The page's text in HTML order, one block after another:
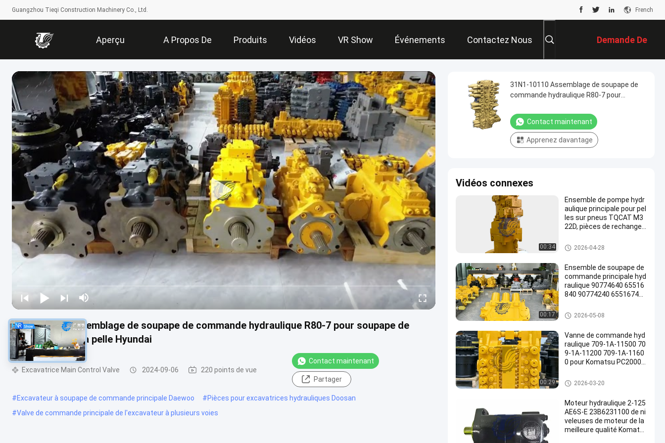
Guangzhou Tieqi Construction Machinery Co., Ltd. French
Aperçu A Propos De
Nous
Produits Vidéos VR Show Événements Contactez Nous Demande De
Soumission
31N1-10110 Assemblage de soupape de commande hydraulique R80-7 pour soupape de
distribution de la pelle Hyundai
Excavatrice Main Control Valve 2024-09-06 220 points de vue
Contact maintenant
Partager
#Excavateur à soupape de commande principale Daewoo #Pièces pour excavatrices hydrauliques Doosan
#Valve de commande principale de l'excavateur à plusieurs voies
31N1-10110 Assemblage de soupape de
commande hydraulique R80-7 pour
Contact maintenant
Apprenez davantage
Vidéos connexes
00:34
Ensemble de pompe hydr
aulique principale pour pel
les sur pneus TQCAT M3
22D, pièces de rechange r
196-8429 251-8036 432-8
163 251-8037 432-8569
Excavatrice Hydraulic Pump
2026-04-28
00:17
Ensemble de soupape de
commande principale hyd
raulique 90774640 65516
840 90774240 65516740
000-6 PC4000-6, pièces d
e rechange pour mines de
Excavatrice Main Control Valv
e
2026-05-08
00:29
Vanne de commande hyd
raulique 709-1A-11500 70
9-1A-11200 709-1A-1160
0 pour Komatsu PC2000-
Excavatrice Main Control Valv
e
2026-03-20
Moteur hydraulique 2-125
AE6S-E 23B6231100 de ni
veleuses de moteur de la
meilleure qualité Komats